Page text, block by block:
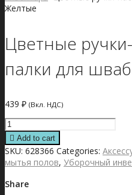
Желтые
Цветные
палки для
439 ₽ (Вкл. НДС)
Цветные
ручки-
насадки
на
палки
для
Add to cart
SKU: 628366 Categories:
мытья полов, Уборочный
Share